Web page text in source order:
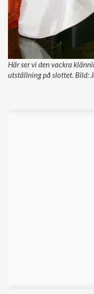
Här ser vi den vackra
utställning på slottet. Bild: